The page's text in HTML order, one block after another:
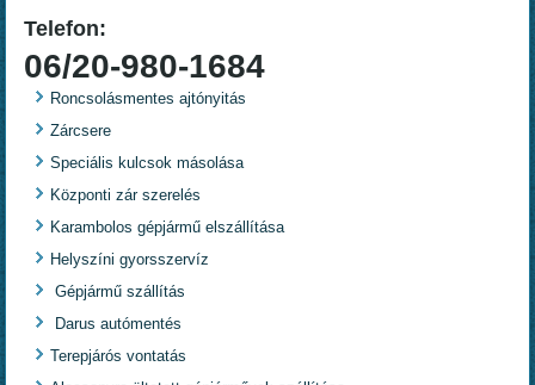
Telefon:
06/20-980-1684
Roncsolásmentes ajtónyitás
Zárcsere
Speciális kulcsok másolása
Központi zár szerelés
Karambolos gépjármű elszállítása
Helyszíni gyorsszervíz
Gépjármű szállítás
Darus autómentés
Terepjárós vontatás